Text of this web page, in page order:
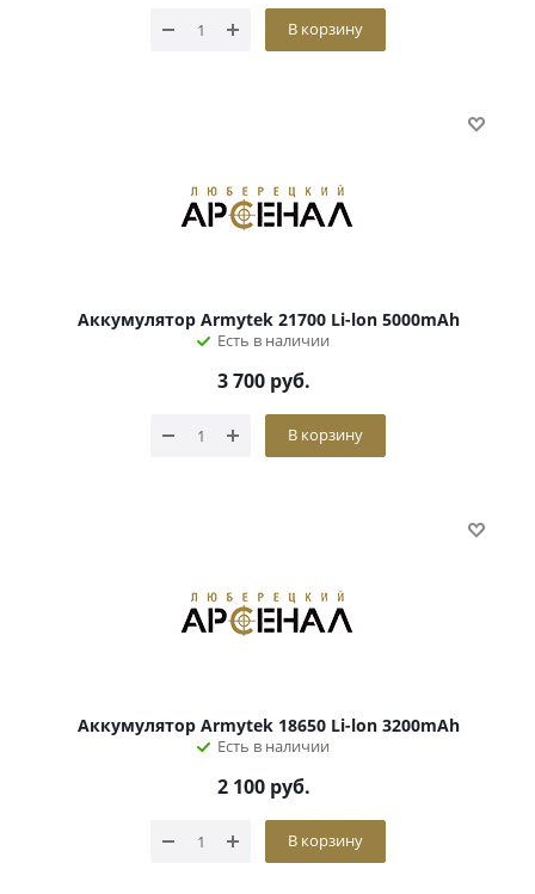
В корзину
Аккумулятор Armytek 21700 Li-lon 5000mAh
Есть в наличии
3 700 руб.
В корзину
Аккумулятор Armytek 18650 Li-lon 3200mAh
Есть в наличии
2 100 руб.
В корзину